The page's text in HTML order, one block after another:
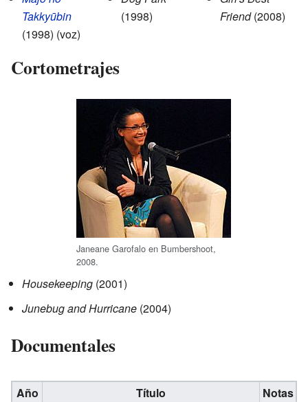
Takkyūbin
(1998) (voz)
(1998)
Friend(2008)
Cortometrajes
Janeane Garofalo en Bumbershoot,
2008.
Housekeeping (2001)
Junebug and Hurricane (2004)
Documentales
Año Título
Notas